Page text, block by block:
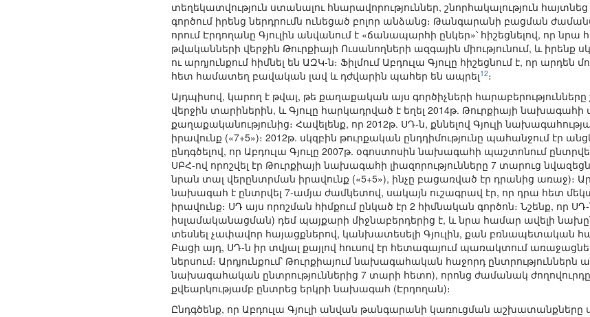
տեղեկատվություն ստանալու հնարավորություններ, շնորհակալություն
գործում իրենց ներդրումն ունեցած բոլոր անձանց։ Թանգարանի բացման
որում Էրդողանը Գյուլին անվանում է «ճանապարհի ընկեր»՝ հիշեցնելով, որ
թվականների վերջին Թուրքիայի Ուսանողների ազգային միությունում, և
ու արդյունքում հիմնել են ԱԶԿ-ն։ Ֆիլմում Աբդուլա Գյուլը հիշեցնում է, որ
հետ համատեղ բավական լավ և դժվարին պահեր են ապրել12։
Այդպիսով, կարող է թվալ, թե քաղաքական այս գործիչների
վերջին տարիներին, և Գյուլը հարկադրված է եղել 2014թ. Թուրքիայի
քաղաքականությունից։ Հավելենք, որ 2012թ. ՍԴ-ն, քննելով Գյուլի
իրավունք («7+5»)։ 2012թ. սկզբին թուրքական ընդդիմությունը պահանջում էր
ընդգծելով, որ Աբդուլա Գյուլը 2007թ. օգոստոսին նախագահի պաշտոնում
ՍԲՀ-ով որոշվել էր Թուրքիայի նախագահի լիազորությունները 7 տարուց
նրան տալ վերընտրման իրավունք («5+5»), ինչը բացառված էր դրանից առաջ)։
նախագահ է ընտրվել 7-ամյա ժամկետով, սակայն ուշագրավ էր, որ դրա հետ
իրավունք։ ՍԴ այս որոշման հիմքում ընկած էր 2 հիմնական գործոն։ Նշենք, որ
իսլամականացման) դեմ պայքարի միջնաբերդերից է, և նրա համար ավելի
տեսնել չափավոր հայացքներով, կանխատեսելի Գյուլին, քան բռնապետական
Բացի այդ, ՍԴ-ն իր տվյալ քայլով հուսով էր հետագայում պառակտում
ներսում։ Արդյունքում՝ Թուրքիայում նախագահական հաջորդ ընտրություններն
նախագահական ընտրություններից 7 տարի հետո), որոնց ժամանակ
քվեարկությամբ ընտրեց երկրի նախագահ (Էրդողան)։
Ընդգծենք, որ Աբդուլա Գյուլի անվան թանգարանի կառուցման աշխատանքները